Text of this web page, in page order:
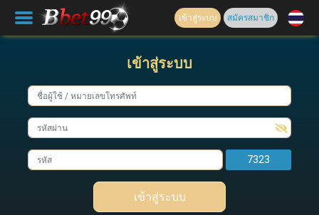
เข้าสู่ระบบ สมัครสมาชิก
เข้าสู่ระบบ
7323
เข้าสู่ระบบ